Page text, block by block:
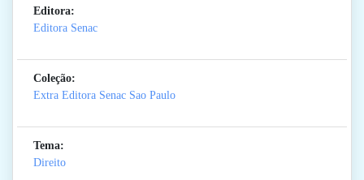
Editora:
Editora Senac
Coleção:
Extra Editora Senac Sao Paulo
Tema:
Direito